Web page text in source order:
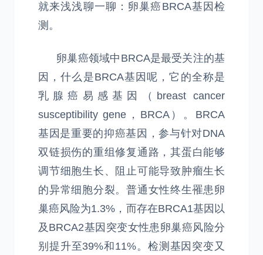
就来浅浅聊一聊：卵巢癌BRCA基因检
测。
卵巢癌领域中BRCA是最受关注的基
因，什么是BRCA基因呢，它的全称是
乳腺癌易感基因（breast cancer
susceptibility gene，BRCA）。BRCA
基因是重要的抑癌基因，参与针对DNA
双链损伤的重组修复通路，其蛋白能够
调节细胞生长、阻止可能导致肿瘤生长
的异常细胞分裂。普通女性终生罹患卵
巢癌风险为1.3%，而存在BRCA1基因以
及BRCA2基因突变女性患卵巢癌风险分
别提升至39%和11%。检测基因突变又